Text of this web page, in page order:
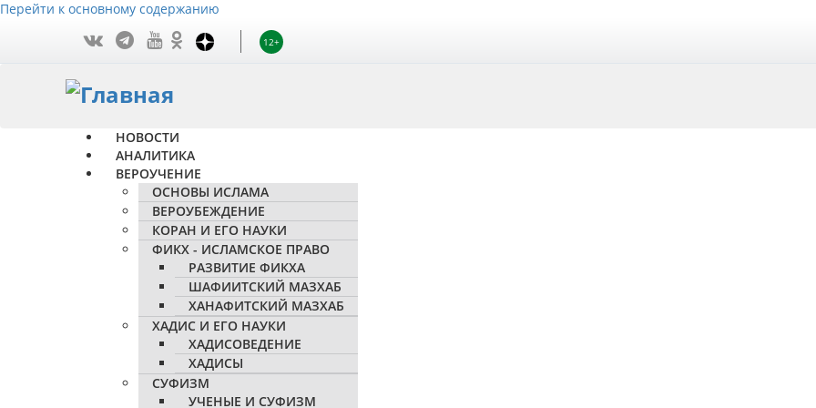
Перейти к основному содержанию
12+
НОВОСТИ
АНАЛИТИКА
ВЕРОУЧЕНИЕ
ОСНОВЫ ИСЛАМА
ВЕРОУБЕЖДЕНИЕ
КОРАН И ЕГО НАУКИ
ФИКХ - ИСЛАМСКОЕ ПРАВО
РАЗВИТИЕ ФИКХА
ШАФИИТСКИЙ МАЗХАБ
ХАНАФИТСКИЙ МАЗХАБ
ХАДИС И ЕГО НАУКИ
ХАДИСОВЕДЕНИЕ
ХАДИСЫ
СУФИЗМ
УЧЕНЫЕ И СУФИЗМ